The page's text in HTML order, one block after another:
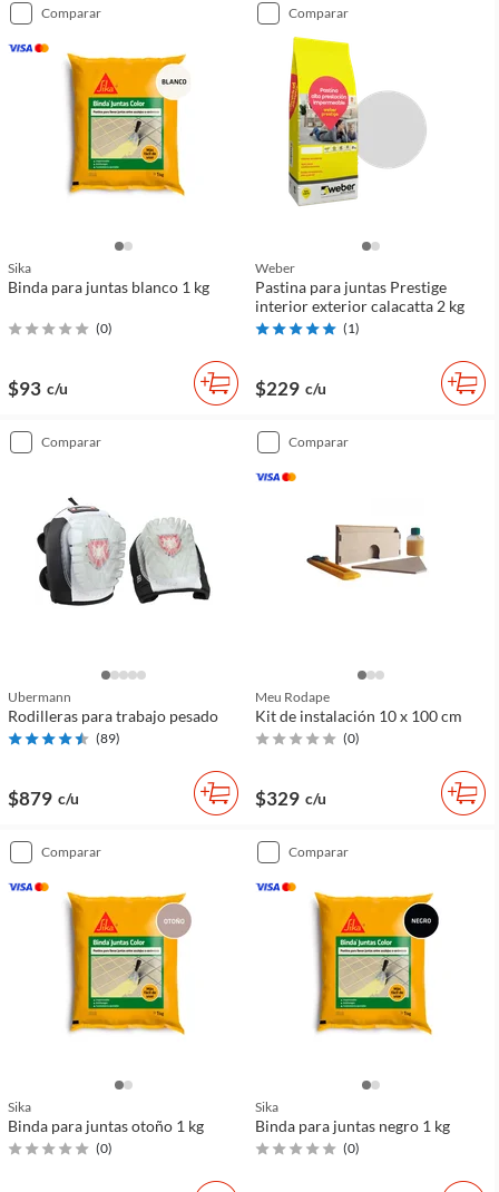
comparar
Sika
Binda para juntas blanco 1 kg
(0)
$93 c/u
comparar
Weber
Pastina para juntas Prestige
interior exterior calacatta 2 kg
(1)
$229 c/u
comparar
Ubermann
Rodilleras para trabajo pesado
(89)
$879 c/u
comparar
Meu Rodape
Kit de instalación 10 x 100 cm
(0)
$329 c/u
comparar
Sika
Binda para juntas otoño 1 kg
(0)
comparar
Sika
Binda para juntas negro 1 kg
(0)